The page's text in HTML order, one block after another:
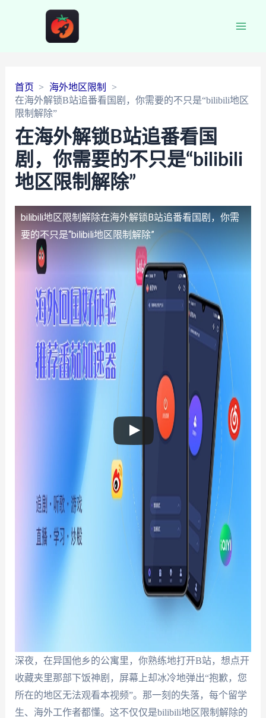
首页
海外地区限制
在海外解锁B站追番看国剧，你需要的不只是“bilibili地区
限制解除”
在海外解锁B站追番看国
剧，你需要的不只是“bilibili
地区限制解除”
bilibili地区限制解除在海外解锁B站追番看国剧，你需
要的不只是“bilibili地区限制解除”
深夜，在异国他乡的公寓里，你熟练地打开B站，想点开
收藏夹里那部下饭神剧，屏幕上却冰冷地弹出“抱歉，您
所在的地区无法观看本视频”。那一刻的失落，每个留学
生、海外工作者都懂。这不仅仅是bilibili地区限制解除的